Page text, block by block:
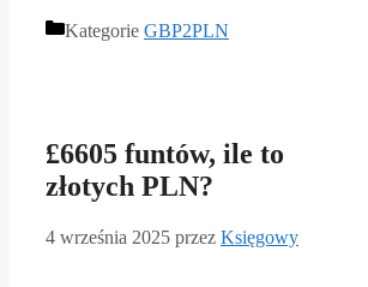
Kategorie GBP2PLN
£6605 funtów, ile to
złotych PLN?
4 września 2025 przez Księgowy